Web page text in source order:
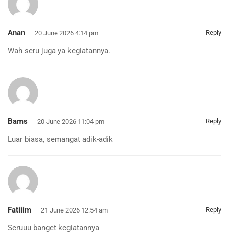
Anan 20 June 2026 4:14 pm Reply
Wah seru juga ya kegiatannya.
Bams 20 June 2026 11:04 pm Reply
Luar biasa, semangat adik-adik
Fatiiim 21 June 2026 12:54 am Reply
Seruuu banget kegiatannya